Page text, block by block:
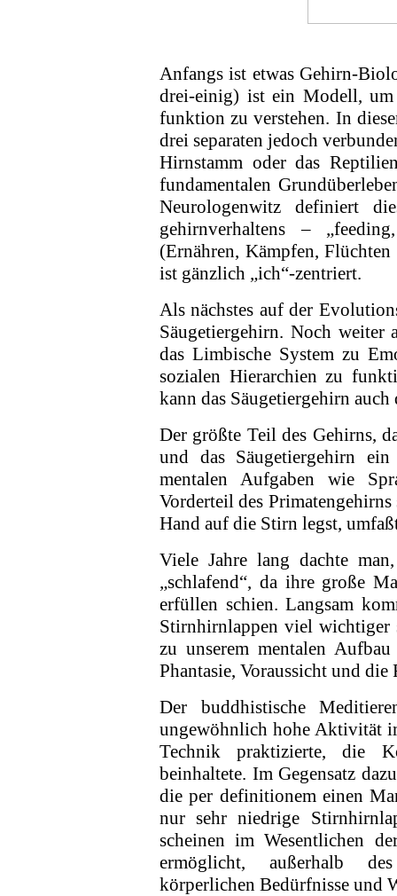
Anfangs ist etwas Gehirn-
drei-einig) ist ein Modell,
funktion zu verstehen. In
drei separaten jedoch
Hirnstamm oder das
fundamentalen
Neurologenwitz definiert
gehirnverhaltens –
(Ernähren, Kämpfen,
ist gänzlich „ich“-zentriert.
Als nächstes auf der
Säugetier­gehirn. Noch weiter
das Limbische System zu
sozialen Hierarchien zu
kann das Säugetiergehirn
Der größte Teil des Gehirns,
und das Säugetiergehirn
mentalen Aufgaben wie
Vorderteil des
Hand auf die Stirn legst,
Viele Jahre lang dachte
„schlafend“, da ihre große
erfüllen schien. Langsam
Stirnhirnlappen viel wichtiger
zu unserem mentalen
Phantasie, Voraussicht und
Der buddhistische
ungewöhnlich hohe Aktivität
Technik praktizierte, die
beinhaltete. Im Gegensatz
die per definitionem einen
nur sehr niedrige
scheinen im Wesent­lichen
ermöglicht, außerhalb
körperlichen Bedürfnisse und